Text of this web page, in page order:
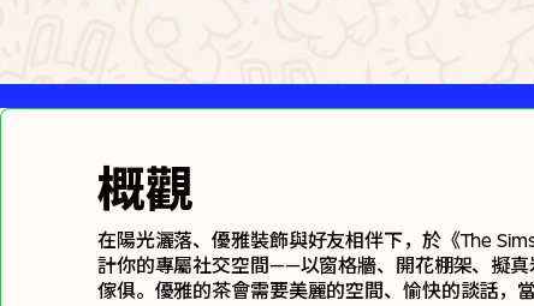
概觀
在陽光灑落、優雅裝飾與好友相伴下，於《The
計你的專屬社交空間——以窗格牆、開花棚架、擬
傢俱。優雅的茶會需要美麗的空間、愉快的談話，